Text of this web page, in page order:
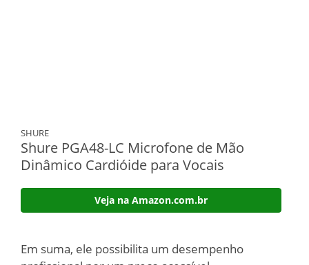
SHURE
Shure PGA48-LC Microfone de Mão
Dinâmico Cardióide para Vocais
Veja na Amazon.com.br
Em suma, ele possibilita um desempenho